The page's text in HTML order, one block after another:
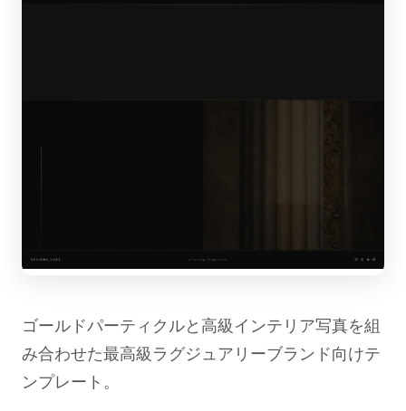
ゴールドパーティクルと高級インテリア写真を組
み合わせた最高級ラグジュアリーブランド向けテ
ンプレート。